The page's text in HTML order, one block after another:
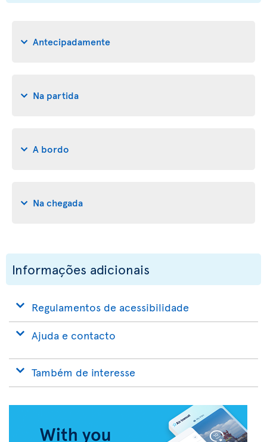
Antecipadamente
Na partida
A bordo
Na chegada
Informações adicionais
Regulamentos de acessibilidade
Ajuda e contacto
Também de interesse